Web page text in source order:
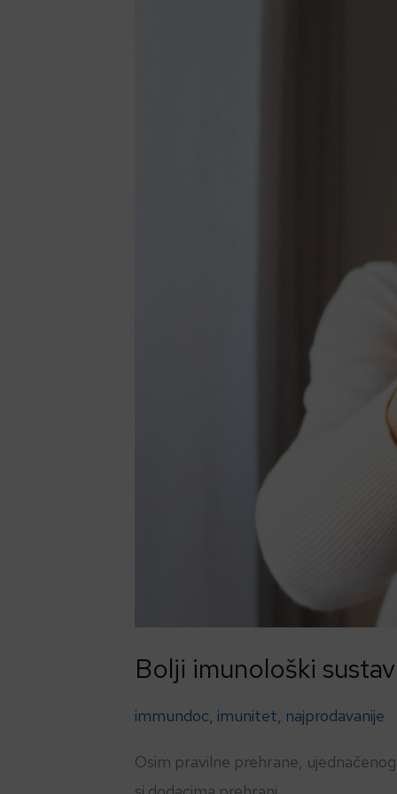
Bolji imunološki
immundoc, imunitet, najprodavanije
Osim pravilne prehrane,